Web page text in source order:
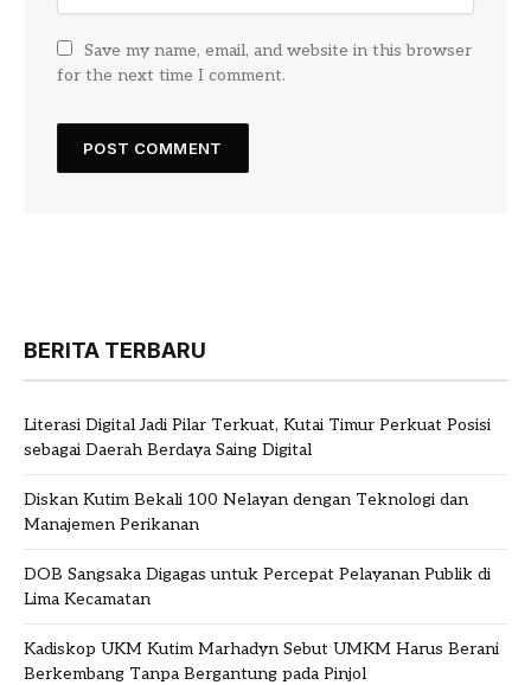
Save my name, email, and website in this browser
for the next time I comment.
BERITA TERBARU
Literasi Digital Jadi Pilar Terkuat, Kutai Timur Perkuat Posisi
sebagai Daerah Berdaya Saing Digital
Diskan Kutim Bekali 100 Nelayan dengan Teknologi dan
Manajemen Perikanan
DOB Sangsaka Digagas untuk Percepat Pelayanan Publik di
Lima Kecamatan
Kadiskop UKM Kutim Marhadyn Sebut UMKM Harus Berani
Berkembang Tanpa Bergantung pada Pinjol